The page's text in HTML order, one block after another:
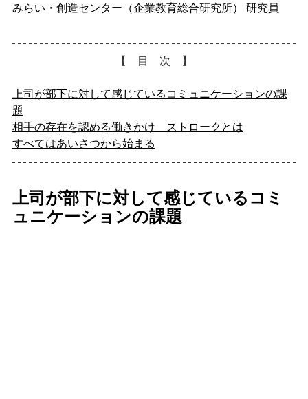
みらい・創造センター（企業教育総合研究所） 研究員
【　目　次　】
上司が部下に対して感じているコミュニケーションの課
題
相手の存在を認める働きかけ　ストロークとは
すべてはあいさつから始まる
上司が部下に対して感じているコミ
ュニケーションの課題